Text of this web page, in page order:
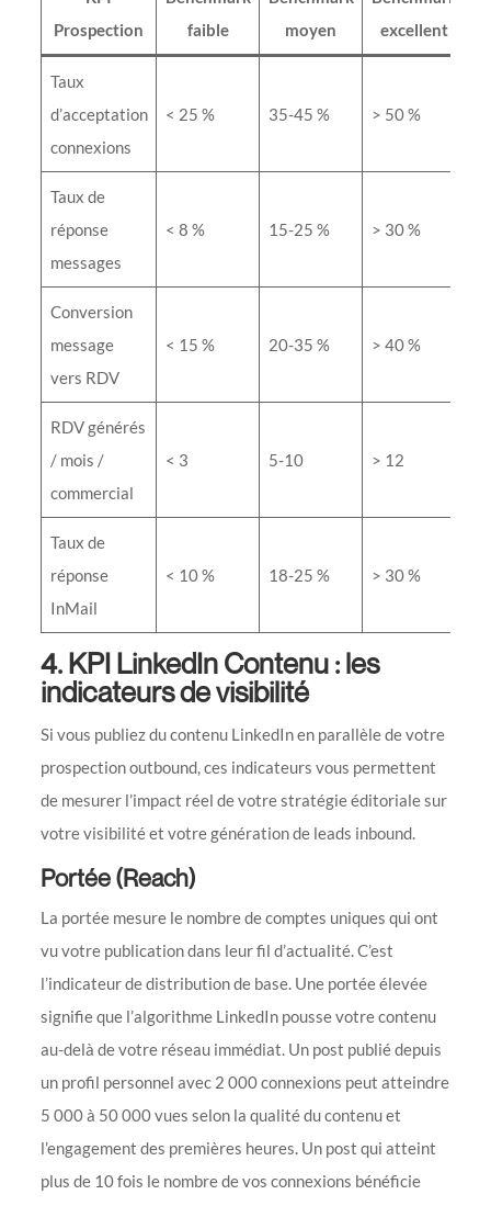
Prospection
faible
moyen
excellent
Taux
d’acceptation
connexions
< 25 % 35-45 % > 50 %
Taux de
réponse
messages
< 8 % 15-25 % > 30 %
Conversion
message
vers RDV
< 15 % 20-35 % > 40 %
RDV générés
/ mois /
commercial
< 3 5-10 > 12
Taux de
réponse
InMail
< 10 % 18-25 % > 30 %
4. KPI LinkedIn Contenu : les
indicateurs de visibilité
Si vous publiez du contenu LinkedIn en parallèle de votre
prospection outbound, ces indicateurs vous permettent
de mesurer l’impact réel de votre stratégie éditoriale sur
votre visibilité et votre génération de leads inbound.
Portée (Reach)
La portée mesure le nombre de comptes uniques qui ont
vu votre publication dans leur fil d’actualité. C’est
l’indicateur de distribution de base. Une portée élevée
signifie que l’algorithme LinkedIn pousse votre contenu
au-delà de votre réseau immédiat. Un post publié depuis
un profil personnel avec 2 000 connexions peut atteindre
5 000 à 50 000 vues selon la qualité du contenu et
l’engagement des premières heures. Un post qui atteint
plus de 10 fois le nombre de vos connexions bénéficie